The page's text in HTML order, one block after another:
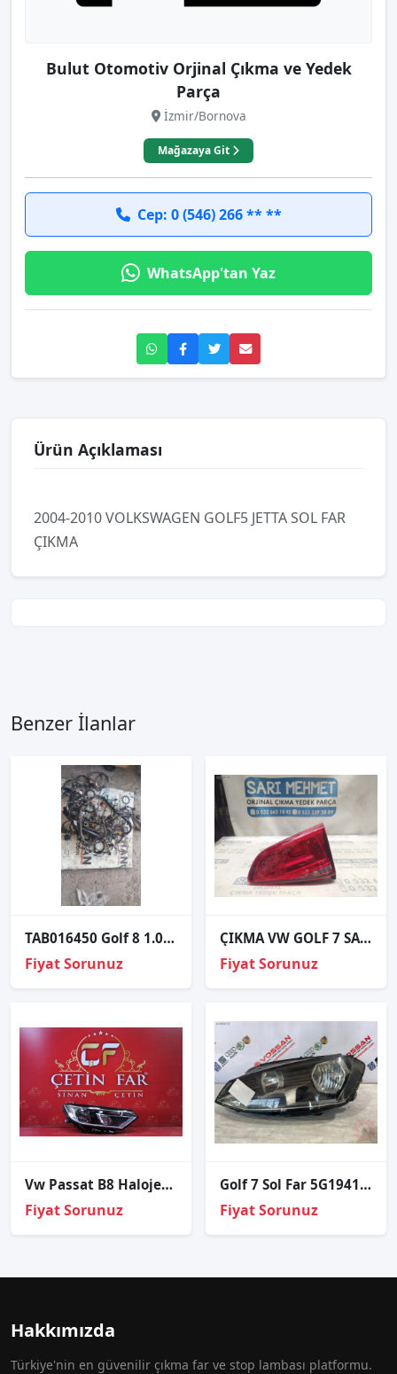
Bulut Otomotiv Orjinal Çıkma ve Yedek
Parça
İzmir/Bornova
Mağazaya Git
Cep: 0 (546) 266 ** **
WhatsApp'tan Yaz
Ürün Açıklaması
2004-2010 VOLKSWAGEN GOLF5 JETTA SOL FAR
ÇIKMA
Benzer İlanlar
TAB016450 Golf 8 1.0 DLA motor iç tesisat
Fiyat Sorunuz
ÇIKMA VW GOLF 7 SAĞ İÇ STOP 5G0945094AC S-06
Fiyat Sorunuz
Vw Passat B8 Halojen Sağ Far Sıfır İthal 3g1941006b
Fiyat Sorunuz
Golf 7 Sol Far 5G1941005 Çıkma Orjinal
Fiyat Sorunuz
Hakkımızda
Türkiye'nin en güvenilir çıkma far ve stop lambası platformu.